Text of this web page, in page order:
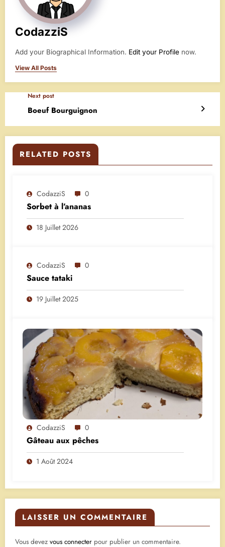
CodazziS
Add your Biographical Information. Edit your Profile now.
View All Posts
Next post
Boeuf Bourguignon
RELATED POSTS
CodazziS 0
Sorbet à l’ananas
18 Juillet 2026
CodazziS 0
Sauce tataki
19 Juillet 2025
CodazziS 0
Gâteau aux pêches
1 Août 2024
LAISSER UN COMMENTAIRE
Vous devez vous connecter pour publier un commentaire.